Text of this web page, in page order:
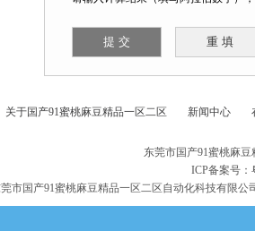
关于国产91蜜桃麻豆精品一区二区 新闻中心
东莞市国产91蜜桃麻
ICP备案号：
市国产91蜜桃麻豆精品一区二区自动化科技有限公